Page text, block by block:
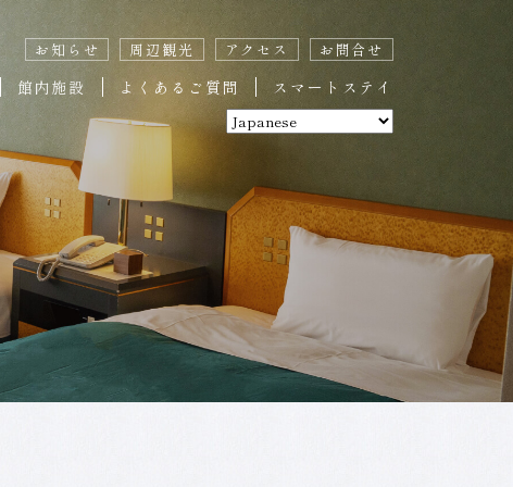
お知らせ 周辺観光 アクセス お問合せ
館内施設 よくあるご質問 スマートステイ